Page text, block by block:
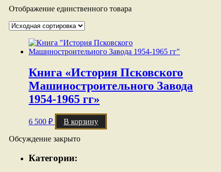
Отображение единственного товара
Книга «История Псковского
Машиностроительного Завода
1954-1965 гг»
6 500 ₽ В корзину
Обсуждение закрыто
Категории: